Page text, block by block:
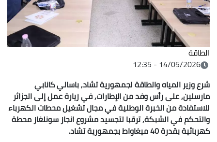
الطاقة
14/05/2026 - 12:35
شرع وزير المياه والطاقة لجمهورية تشاد, باساليكانابي
مارسلين, على رأس وفد من الإطارات, في زيارة عمل إلى الجزائر
للاستفادةمن الخبرة الوطنية في مجال تشغيل محطات الكهرباء
والتحكم في الشبكة, ترقبالتجسيد مشروع انجازسونلغاز محطة
كهربائية بقدرة 40 ميغاواط بجمهورية تشاد
.